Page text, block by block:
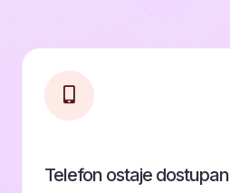
Telefon ostaje dostupan